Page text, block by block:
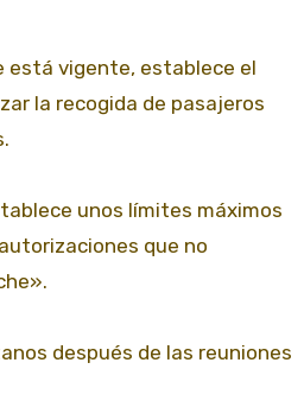
está vigente, establece el
la recogida de pasajeros
unos límites máximos
que no
después de las reuniones